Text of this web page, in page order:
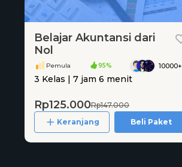
Belajar Akuntansi dari
Nol
Pemula 95% 10000+
3 Kelas | 7 jam 6 menit
Rp125.000Rp147.000
Keranjang
Beli Paket